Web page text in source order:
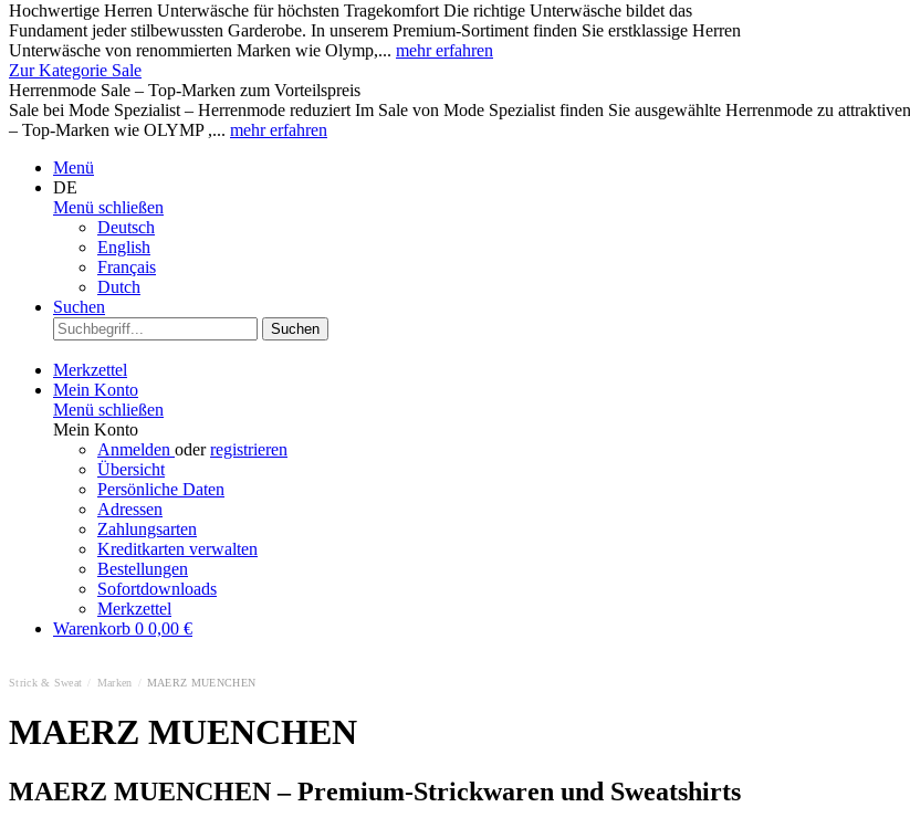
Hochwertige Herren Unterwäsche für höchsten Tragekomfort Die richtige Unterwäsche bildet das
Fundament jeder stilbewussten Garderobe. In unserem Premium-Sortiment finden Sie erstklassige Herren
Unterwäsche von renommierten Marken wie Olymp,... mehr erfahren
Zur Kategorie Sale
Herrenmode Sale – Top-Marken zum Vorteilspreis
Sale bei Mode Spezialist – Herrenmode reduziert Im Sale von Mode Spezialist finden Sie ausgewählte Herrenmode zu
– Top-Marken wie OLYMP ,... mehr erfahren
Menü
DE
Menü schließen
Deutsch
English
Français
Dutch
Suchen
Suchen
Merkzettel
Mein Konto
Menü schließen
Mein Konto
Anmelden oderregistrieren
Übersicht
Persönliche Daten
Adressen
Zahlungsarten
Kreditkarten verwalten
Bestellungen
Sofortdownloads
Merkzettel
Warenkorb 0 0,00 €
Strick & Sweat Marken MAERZ MUENCHEN
MAERZ MUENCHEN
MAERZ MUENCHEN – Premium-Strickwaren und Sweatshirts